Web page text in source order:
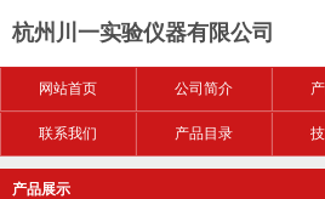
杭州川一实验仪器有限公司
网站首页 公司简介
联系我们 产品目录
产品展示